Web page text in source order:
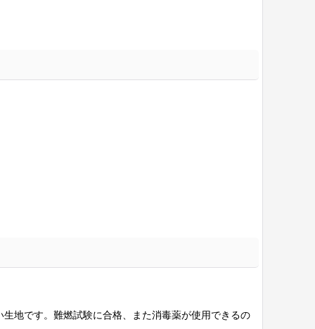
地です。難燃試験に合格、また消毒薬が使用できるの